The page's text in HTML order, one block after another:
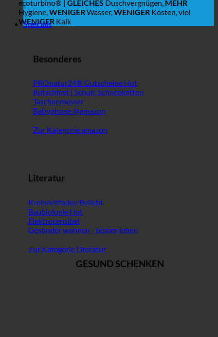
ecoturbino® | GLEICHES Duschvergnügen, MEHR
Hygiene,WENIGERWasser,WENIGER Kosten, viel
WENIGER Kalk
Specials
Besonderes
PROnatur24® Gutscheine
Rutschfest | Schuh-Schneeketten
Taschenmesser
Babyphone @amazon
Zur Kategorie amazon
Literatur
Krebsleitfaden
Baubiologie
Elektrosensibel
Gesünder wohnen - besser leben
Zur Kategorie Literatur
GESUND SCHENKEN